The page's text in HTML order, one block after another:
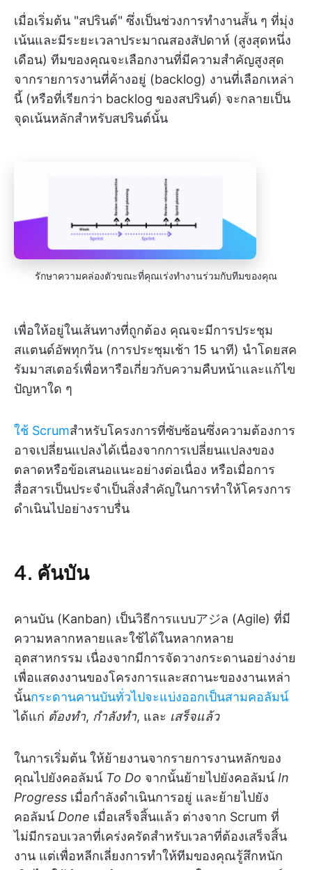
เมื่อเริ่มต้น "สปรินต์" ซึ่งเป็นช่วงการทำงานสั้น ๆ ที่มุ่ง
เน้นและมีระยะเวลาประมาณสองสัปดาห์ (สูงสุดหนึ่ง
เดือน) ทีมของคุณจะเลือกงานที่มีความสำคัญสูงสุด
จากรายการงานที่ค้างอยู่ (backlog) งานที่เลือกเหล่า
นี้ (หรือที่เรียกว่า backlog ของสปรินต์) จะกลายเป็น
จุดเน้นหลักสำหรับสปรินต์นั้น
รักษาความคล่องตัวขณะที่คุณเร่งทำงานร่วมกับทีมของคุณ
เพื่อให้อยู่ในเส้นทางที่ถูกต้อง คุณจะมีการประชุม
สแตนด์อัพทุกวัน (การประชุมเช้า 15 นาที) นำโดยสค
รัมมาสเตอร์เพื่อหารือเกี่ยวกับความคืบหน้าและแก้ไข
ปัญหาใด ๆ
ใช้ Scrumสำหรับโครงการที่ซับซ้อนซึ่งความต้องการ
อาจเปลี่ยนแปลงได้เนื่องจากการเปลี่ยนแปลงของ
ตลาดหรือข้อเสนอแนะอย่างต่อเนื่อง หรือเมื่อการ
สื่อสารเป็นประจำเป็นสิ่งสำคัญในการทำให้โครงการ
ดำเนินไปอย่างราบรื่น
4. คันบัน
คานบัน (Kanban) เป็นวิธีการแบบアジล (Agile) ที่มี
ความหลากหลายและใช้ได้ในหลากหลาย
อุตสาหกรรม เนื่องจากมีการจัดวางกระดานอย่างง่าย
เพื่อแสดงงานของโครงการและสถานะของงานเหล่า
นั้นกระดานคานบันทั่วไปจะแบ่งออกเป็นสามคอลัมน์
ได้แก่ ต้องทำ, กำลังทำ, และ เสร็จแล้ว
ในการเริ่มต้น ให้ย้ายงานจากรายการงานหลักของ
คุณไปยังคอลัมน์ To Do จากนั้นย้ายไปยังคอลัมน์ In
Progress เมื่อกำลังดำเนินการอยู่ และย้ายไปยัง
คอลัมน์ Done เมื่อเสร็จสิ้นแล้ว ต่างจาก Scrum ที่
ไม่มีกรอบเวลาที่เคร่งครัดสำหรับเวลาที่ต้องเสร็จสิ้น
งาน แต่เพื่อหลีกเลี่ยงการทำให้ทีมของคุณรู้สึกหนัก